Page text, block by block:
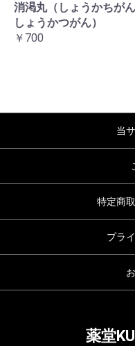
消渇丸（しょうかちがん
しょうかつがん）
￥700
当
特定商
プラ
薬堂